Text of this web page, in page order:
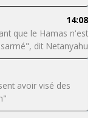
14:08
que le Hamas n'est
dit Netanyahu
avoir visé des